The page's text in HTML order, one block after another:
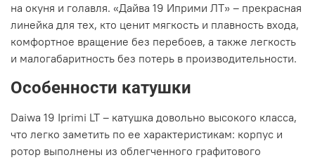
на окуня и голавля. «Дайва 19 Иприми ЛТ» – прекрасная
линейка для тех, кто ценит мягкость и плавность входа,
комфортное вращение без перебоев, а также легкость
и малогабаритность без потерь в производительности.
Особенности катушки
Daiwa 19 Iprimi LT – катушка довольно высокого класса,
что легко заметить по ее характеристикам: корпус и
ротор выполнены из облегченного графитового